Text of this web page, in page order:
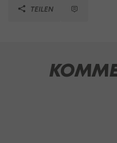
TEILEN